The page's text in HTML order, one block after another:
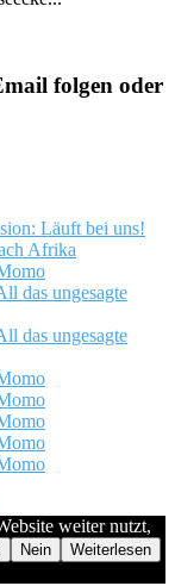
folgen oder
Läuft bei uns!
Afrika
das ungesagte
das ungesagte
weiter nutzt,
Nein Weiterlesen